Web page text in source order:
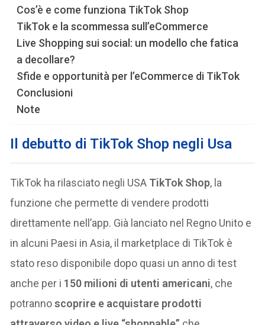
Cos’è e come funziona TikTok Shop
TikTok e la scommessa sull’eCommerce
Live Shopping sui social: un modello che fatica
a decollare?
Sfide e opportunità per l’eCommerce di TikTok
Conclusioni
Note
Il debutto di TikTok Shop negli Usa
TikTok ha rilasciato negli USA TikTok Shop, la
funzione che permette di vendere prodotti
direttamente nell’app. Già lanciato nel Regno Unito e
in alcuni Paesi in Asia, il marketplace di TikTok è
stato reso disponibile dopo quasi un anno di test
anche per i 150 milioni di utenti americani, che
potrannoscoprire e acquistare prodotti